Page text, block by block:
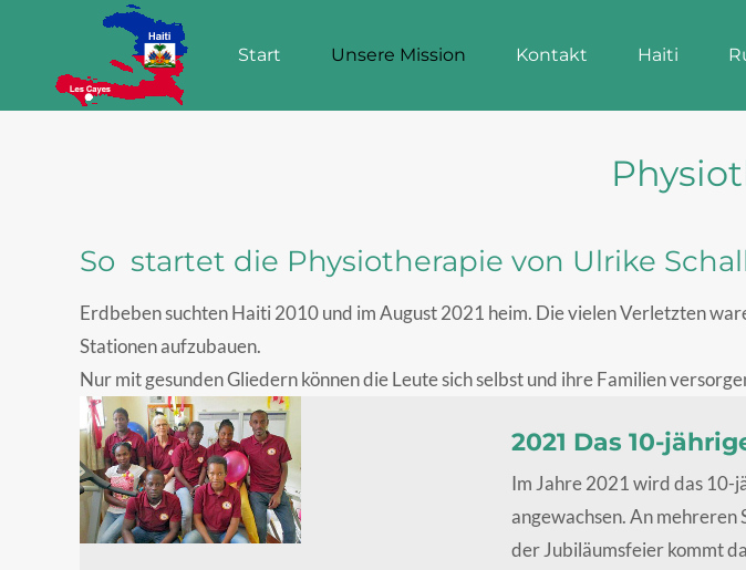
Start Unsere Mission Kontakt Haiti
So startet die Physiotherapie von Ulrike
Erdbeben suchten Haiti 2010 und im August 2021 heim. Die vielen Verletzten
Stationen aufzubauen.
Nur mit gesunden Gliedern können die Leute sich selbst und ihre Familien
2021 Das 10-
Im Jahre 2021 wird das 10-
angewachsen. An mehreren
der Jubiläumsfeier kommt
Start Unsere Mission Kontakt Haiti